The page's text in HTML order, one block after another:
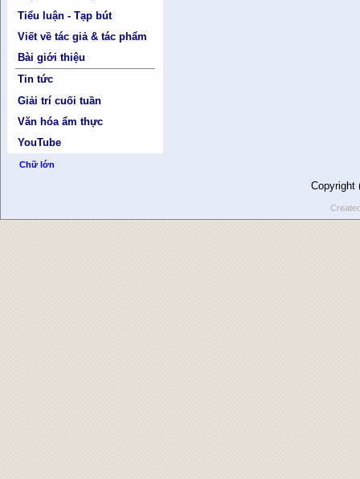
Tiểu luận - Tạp bút
Viết về tác giả & tác phẩm
Bài giới thiệu
Tin tức
Giải trí cuối tuần
Văn hóa ẩm thực
YouTube
Chữ lớn
Copyright